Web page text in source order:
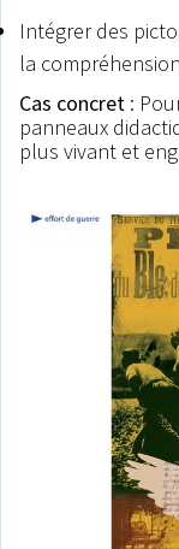
Intégrer des
la compréhension
Cas concret :
panneaux
plus vivant et